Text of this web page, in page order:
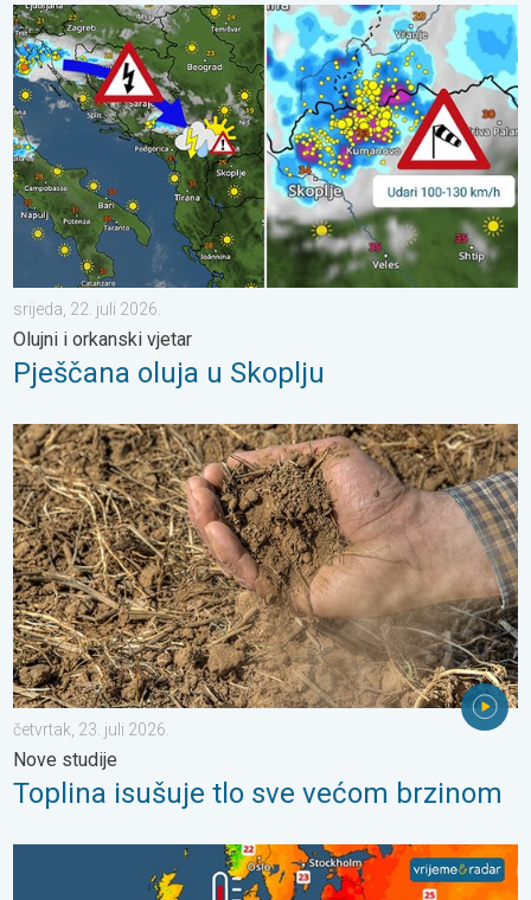
Pješčana oluja u Skoplju. Olujni i orkanski vjetar. . . srijeda, 22.
srijeda, 22. juli 2026.
Olujni i orkanski vjetar
Pješčana oluja u Skoplju
Toplina isušuje tlo sve većom brzinom. Nove studije. . .
četvrtak, 23. juli 2026.
Nove studije
Toplina isušuje tlo sve većom brzinom
Europska mora neobično topla. Do 30 stupnjeva. . . subota,